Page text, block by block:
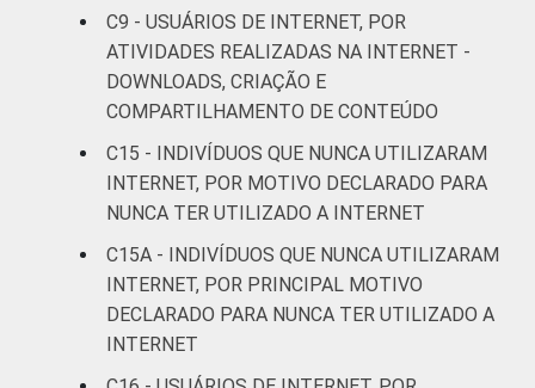
Mais de 2
SM até 3 SM
69
Mais de 3
SM até 5 SM
Mais de 5
SM
Mais de 10
C9 - USUÁRIOS DE INTERNET, POR
ATIVIDADES REALIZADAS NA INTERNET -
DOWNLOADS, CRIAÇÃO E
COMPARTILHAMENTO DE CONTEÚDO
C15 - INDIVÍDUOS QUE NUNCA UTILIZARAM
INTERNET, POR MOTIVO DECLARADO PARA
NUNCA TER UTILIZADO A INTERNET
C15A - INDIVÍDUOS QUE NUNCA UTILIZARAM
INTERNET, POR PRINCIPAL MOTIVO
DECLARADO PARA NUNCA TER UTILIZADO A
INTERNET